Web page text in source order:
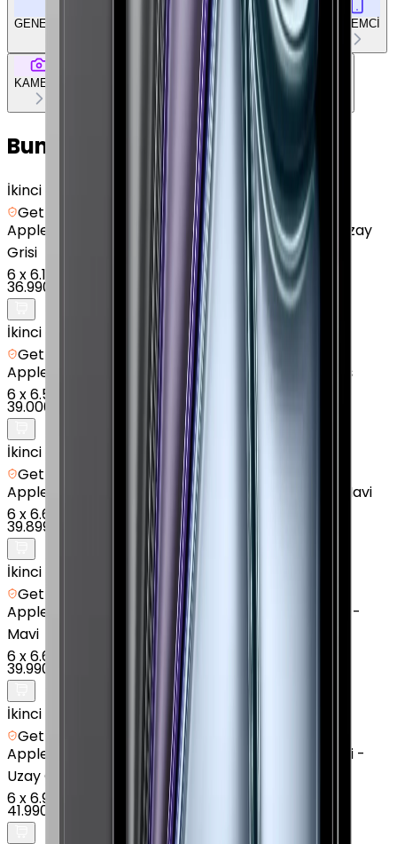
GENEL ÖZELLİKLER EKRAN BELLEK & DEPOLAMA İŞLEMCİ
KAMERA BAĞLANTILAR TASARIM DOKÜMAN & DİĞER
Bunları da Beğenebilirsin
İkinci el
Getmobil Güvencesi
Apple
iPad Air (6. Nesil) - 1 TB - 11 inç - Cellular - Uzay
Grisi
6x6.165 TL
36.990 TL
İkinci el
Getmobil Güvencesi
Apple
iPad 11" (A16) - 512 GB - 11 inç - GPS - Gümüş
6x6.500 TL
39.000 TL
İkinci el
Getmobil Güvencesi
Apple
iPad Air (6. Nesil) - 128 GB - 11 inç - Wi-Fi - Mavi
6x6.650 TL
39.899 TL
İkinci el
Getmobil Güvencesi
Apple
iPad Air 13" (7. Nesil) - 128 GB - 13 inç - Wi-Fi -
Mavi
6x6.665 TL
39.990 TL
İkinci el
Getmobil Güvencesi
Apple
iPad Air 13" (7. Nesil) - 256 GB - 13 inç - Wi-Fi -
Uzay Grisi
6x6.998 TL
41.990 TL